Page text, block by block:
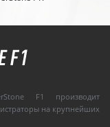
F1 производит
на крупнейших